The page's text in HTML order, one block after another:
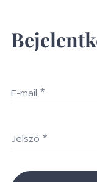
E-mail
Jelszó